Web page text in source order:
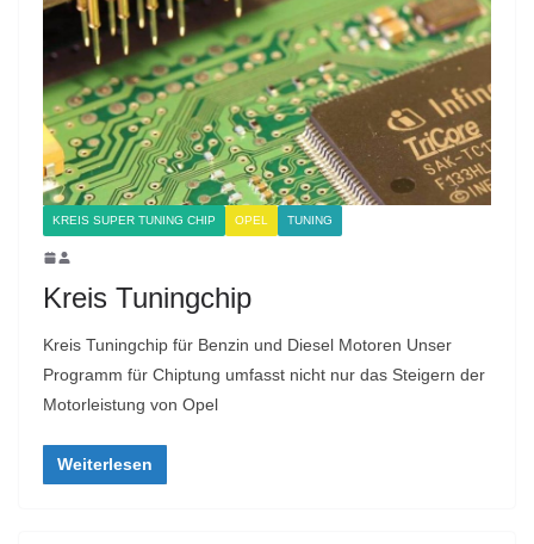
KREIS SUPER TUNING CHIP OPEL TUNING
Kreis Tuningchip
Kreis Tuningchip für Benzin und Diesel Motoren Unser
Programm für Chiptung umfasst nicht nur das Steigern der
Motorleistung von Opel
Weiterlesen